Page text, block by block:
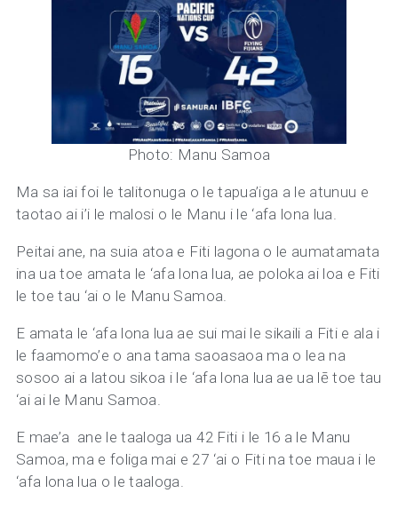
Photo: Manu Samoa
Ma sa iai foi le talitonuga o le tapua’iga a le atunuu e
taotao ai i’i le malosi o le Manu i le ‘afa lona lua.
Peitai ane, na suia atoa e Fiti lagona o le aumatamata
ina ua toe amata le ‘afa lona lua, ae poloka ai loa e Fiti
le toe tau ‘ai o le Manu Samoa.
E amata le ‘afa lona lua ae sui mai le sikaili a Fiti e ala i
le faamomo’e o ana tama saoasaoa ma o lea na
sosoo ai a latou sikoa i le ‘afa lona lua ae ua lē toe tau
‘ai ai le Manu Samoa.
E mae’a ane le taaloga ua 42 Fiti i le 16 a le Manu
Samoa, ma e foliga mai e 27 ‘ai o Fiti na toe maua i le
‘afa lona lua o le taaloga.